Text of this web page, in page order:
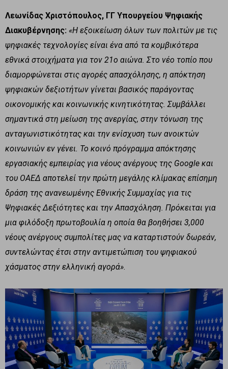
Λεωνίδας Χριστόπουλος, ΓΓ Υπουργείου Ψηφιακής
Διακυβέρνησης: «Η εξοικείωση όλων των πολιτών με τις
ψηφιακές τεχνολογίες είναι ένα από τα κομβικότερα
εθνικά στοιχήματα για τον 21ο αιώνα. Στο νέο τοπίο που
διαμορφώνεται στις αγορές απασχόλησης, η απόκτηση
ψηφιακών δεξιοτήτων γίνεται βασικός παράγοντας
οικονομικής και κοινωνικής κινητικότητας. Συμβάλλει
σημαντικά στη μείωση της ανεργίας, στην τόνωση της
ανταγωνιστικότητας και την ενίσχυση των ανοικτών
κοινωνιών εν γένει. Το κοινό πρόγραμμα απόκτησης
εργασιακής εμπειρίας για νέους ανέργους της Google και
του ΟΑΕΔ αποτελεί την πρώτη μεγάλης κλίμακας επίσημη
δράση της ανανεωμένης Εθνικής Συμμαχίας για τις
Ψηφιακές Δεξιότητες και την Απασχόληση. Πρόκειται για
μια φιλόδοξη πρωτοβουλία η οποία θα βοηθήσει 3,000
νέους ανέργους συμπολίτες μας να καταρτιστούν δωρεάν,
συντελώντας έτσι στην αντιμετώπιση του ψηφιακού
χάσματος στην ελληνική αγορά».